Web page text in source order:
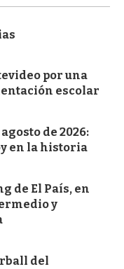
por una
escolar
de 2026:
en la historia
de El País, en
y
del